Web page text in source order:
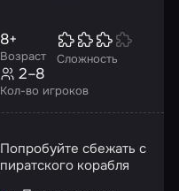
Возраст
8+
Сложность
Кол-во игроков
2–8
Попробуйте сбежать с
пиратского корабля